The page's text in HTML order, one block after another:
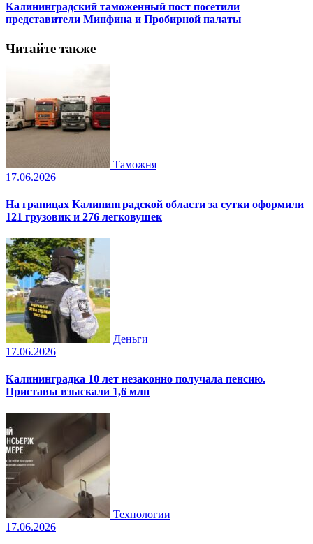
Калининградский таможенный пост посетили
представители Минфина и Пробирной палаты
Читайте также
Таможня
17.06.2026
На границах Калининградской области за сутки оформили
121 грузовик и 276 легковушек
Деньги
17.06.2026
Калининградка 10 лет незаконно получала пенсию.
Приставы взыскали 1,6 млн
Технологии
17.06.2026